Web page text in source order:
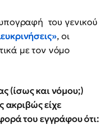
του γενικού
, οι
με τον νόμο
(ίσως και νόμου;)
είχε
του εγγράφου ότι: